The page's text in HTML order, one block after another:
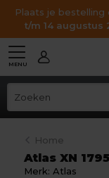
Plaats je
t/m 14 augustus
MENU
Home
Atlas XN
Merk: Atlas